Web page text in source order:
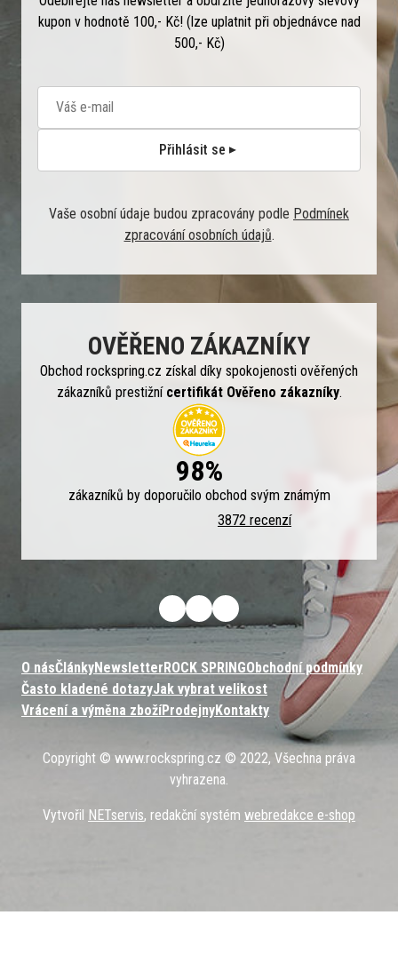
kupon v hodnotě 100,- Kč! (lze uplatnit při objednávce nad
500,- Kč)
Přihlásit se
Vaše osobní údaje budou zpracovány podle Podmínek
zpracování osobních údajů.
OVĚŘENO ZÁKAZNÍKY
Obchod rockspring.cz získal díky spokojenosti ověřených
zákazníků prestižní certifikát Ověřeno zákazníky.
98%
zákazníků by doporučilo obchod svým známým
3872 recenzí
O násČlánkyNewsletterROCK SPRINGObchodní podmínky
Často kladené dotazyJak vybrat velikost
Vrácení a výměna zbožíProdejnyKontakty
Copyright © www.rockspring.cz © 2022, Všechna práva
vyhrazena.
Vytvořil NETservis, redakční systém webredakce e-shop